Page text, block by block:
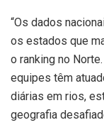
“Os dados
os estados que
o ranking no
equipes têm
diárias em rios,
geografia